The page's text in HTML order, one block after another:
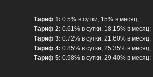
Тариф 1: 0.5% в сутки, 15% в месяц;
Тариф 2: 0.61% в сутки, 18.15% в месяц;
Тариф 3: 0.72% в сутки, 21.60% в месяц;
Тариф 4: 0.85% в сутки, 25.35% в месяц;
Тариф 5: 0.98% в сутки, 29.40% в месяц;